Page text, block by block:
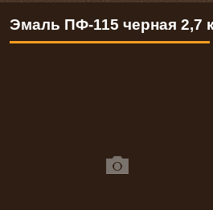
Эмаль ПФ-115 черная 2,7